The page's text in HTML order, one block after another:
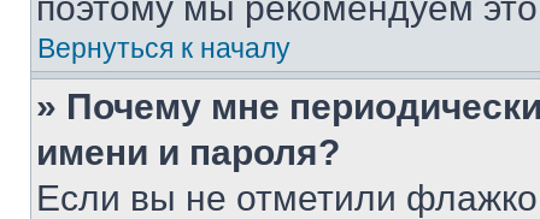
Вернуться к началу
» Почему мне
имени и пароля?
Если вы не отметили